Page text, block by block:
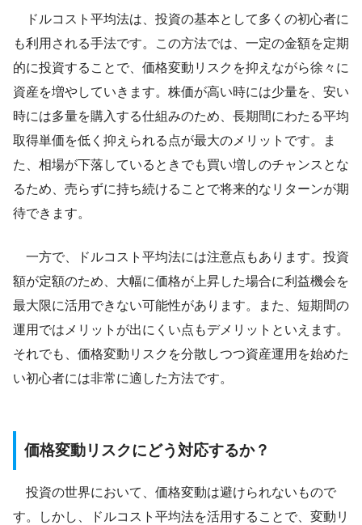
ドルコスト平均法は、投資の基本として多くの初心者に
も利用される手法です。この方法では、一定の金額を定期
的に投資することで、価格変動リスクを抑えながら徐々に
資産を増やしていきます。株価が高い時には少量を、安い
時には多量を購入する仕組みのため、長期間にわたる平均
取得単価を低く抑えられる点が最大のメリットです。ま
た、相場が下落しているときでも買い増しのチャンスとな
るため、売らずに持ち続けることで将来的なリターンが期
待できます。
一方で、ドルコスト平均法には注意点もあります。投資
額が定額のため、大幅に価格が上昇した場合に利益機会を
最大限に活用できない可能性があります。また、短期間の
運用ではメリットが出にくい点もデメリットといえます。
それでも、価格変動リスクを分散しつつ資産運用を始めた
い初心者には非常に適した方法です。
価格変動リスクにどう対応するか？
投資の世界において、価格変動は避けられないもので
す。しかし、ドルコスト平均法を活用することで、変動リ